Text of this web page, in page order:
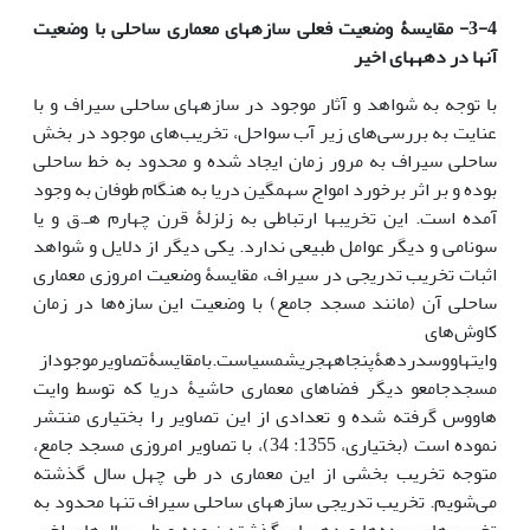
3-4- مقایسۀ وضعیت فعلی سازه­های معماری ساحلی با وضعیت
آنها در دهه­های اخیر
با توجه به شواهد و آثار موجود در سازه­های ساحلی سیراف و با
عنایت به بررسی‌های زیر آب سواحل، تخریب‌های موجود در بخش
ساحلی سیراف به مرور زمان ایجاد شده و محدود به خط ساحلی
بوده و بر اثر برخورد امواج سهمگین دریا به هنگام طوفان به وجود
آمده است. این تخریب­ها ارتباطی به زلزلۀ قرن چهارم هـ.ق و یا
سونامی و دیگر عوامل طبیعی ندارد. یکی دیگر از دلایل و شواهد
اثبات تخریب تدریجی در سیراف، مقایسۀ وضعیت امروزی معماری
ساحلی آن (مانند مسجد جامع) با وضعیت این سازه‌ها در زمان
کاوش‌های
وایتهاووسدردهۀپنجاههجریشمسیاست.بامقایسۀتصاویرموجوداز
مسجدجامعو دیگر فضاهای معماری حاشیۀ دریا که توسط وایت
هاووس گرفته شده و تعدادی از این تصاویر را بختیاری منتشر
نموده است (بختیاری، 1355: 34)، با تصاویر امروزی مسجد جامع،
متوجه تخریب بخشی از این معماری در طی چهل سال گذشته
می‌شویم. تخریب تدریجی سازه­های ساحلی سیراف تنها محدود به